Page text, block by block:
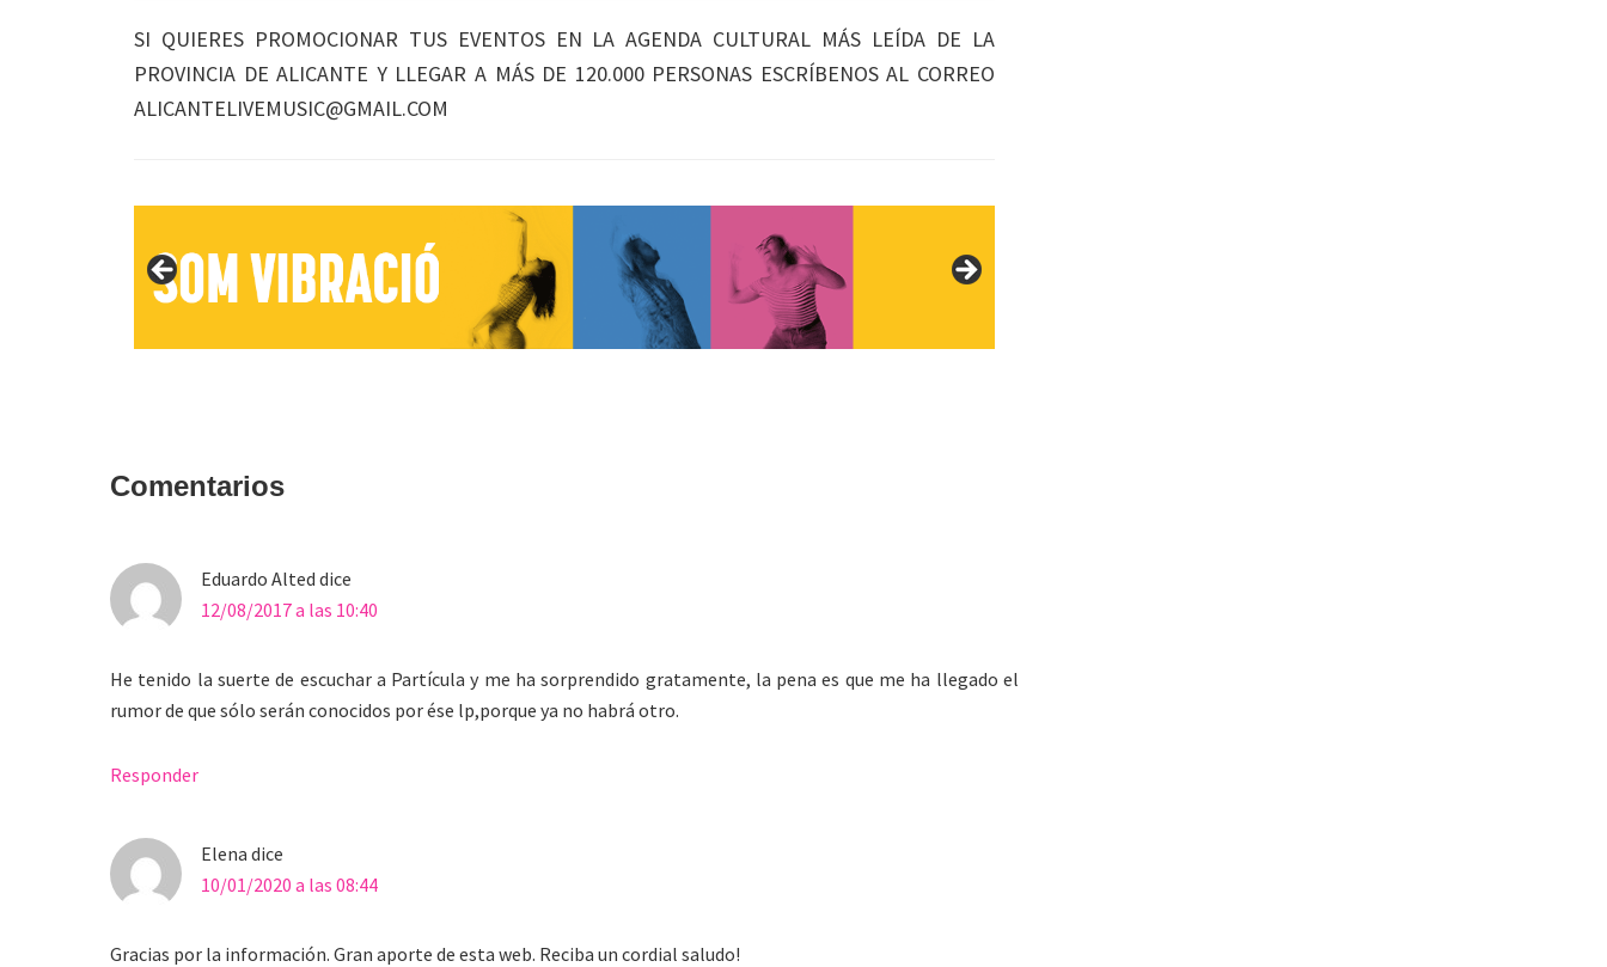
SI QUIERES PROMOCIONAR TUS EVENTOS EN LA AGENDA CULTURAL MÁS LEÍDA DE LA
PROVINCIA DE ALICANTE Y LLEGAR A MÁS DE 120.000 PERSONAS ESCRÍBENOS AL CORREO
ALICANTELIVEMUSIC@GMAIL.COM
Comentarios
Eduardo Alted dice
12/08/2017 a las 10:40
He tenido la suerte de escuchar a Partícula y me ha sorprendido gratamente, la pena es que me ha llegado el
rumor de que sólo serán conocidos por ése lp,porque ya no habrá otro.
Responder
Elena dice
10/01/2020 a las 08:44
Gracias por la información. Gran aporte de esta web. Reciba un cordial saludo!